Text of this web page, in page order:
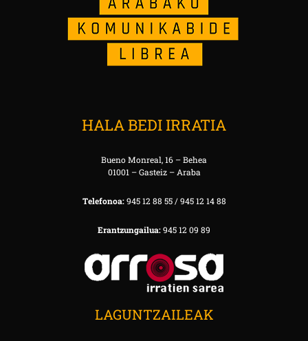
HALA BEDI IRRATIA
Bueno Monreal, 16 – Behea
01001 – Gasteiz – Araba
Telefonoa:945 12 88 55 / 945 12 14 88
Erantzungailua:945 12 09 89
LAGUNTZAILEAK